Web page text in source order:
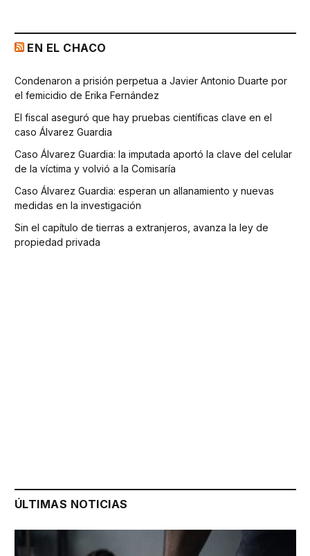
EN EL CHACO
Condenaron a prisión perpetua a Javier Antonio Duarte por
el femicidio de Erika Fernández
El fiscal aseguró que hay pruebas científicas clave en el
caso Álvarez Guardia
Caso Álvarez Guardia: la imputada aportó la clave del celular
de la víctima y volvió a la Comisaría
Caso Álvarez Guardia: esperan un allanamiento y nuevas
medidas en la investigación
Sin el capítulo de tierras a extranjeros, avanza la ley de
propiedad privada
ÚLTIMAS NOTICIAS